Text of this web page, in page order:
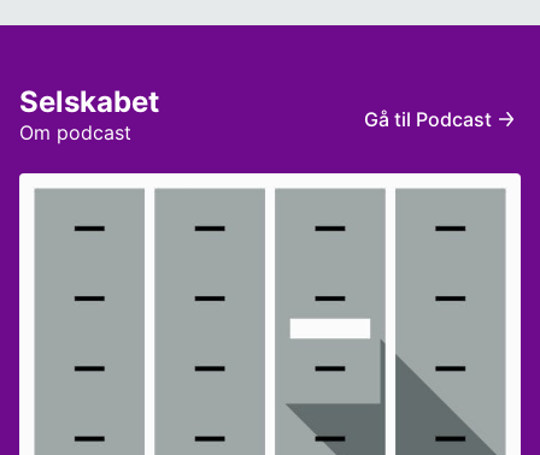
ejendomsskat i 2024. Men det er også vurderinger,
dykker ned i de nye ejendomsvurderinger og prøver at
forstå, hvorfor det er så svær en opgave, og hvilken
dem, der overvejer at købe eller sælge. Vi taler også
hvor inflationen er faldet til 2,4 procent. Hvad betyder
analysen fra vores erhvervspanel, som også afslører
deres forventninger til energipriserne den kommende
vinter. Gæster: Stina Vrang Elias, administrerende
direktør i tænketanken DEA, og Henrik Stenmann,
stifter og bestyrelsesmedlem i det digitale bureau IIH
Nordic. ‘Selskabet’ er produceret af BEAM Audio
Agency for Radio4.
Om podcast
Selskabet Gå til Podcast